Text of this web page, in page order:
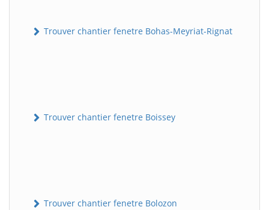
Trouver chantier fenetre Bohas-Meyriat-Rignat
Trouver chantier fenetre Boissey
Trouver chantier fenetre Bolozon